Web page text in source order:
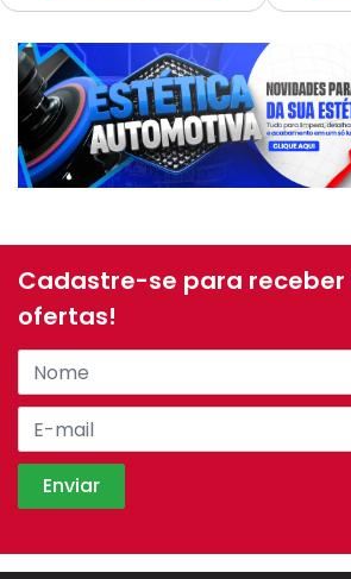
Cadastre-se para receber
ofertas!